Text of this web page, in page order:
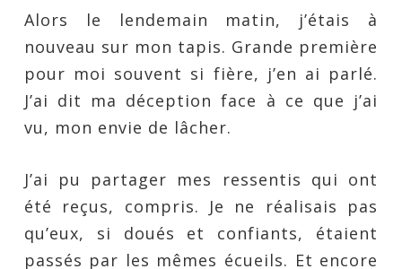
Alors le lendemain matin, j’étais à
nouveau sur mon tapis. Grande première
pour moi souvent si fière, j’en ai parlé.
J’ai dit ma déception face à ce que j’ai
vu, mon envie de lâcher.
J’ai pu partager mes ressentis qui ont
été reçus, compris. Je ne réalisais pas
qu’eux, si doués et confiants, étaient
passés par les mêmes écueils. Et encore